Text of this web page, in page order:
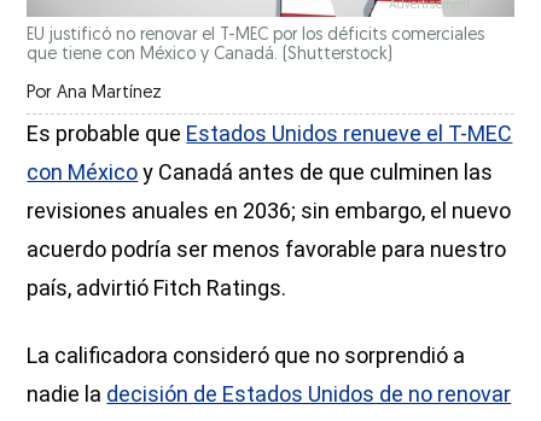
EU justificó no renovar el T-MEC por los déficits comerciales
que tiene con México y Canadá. (Shutterstock)
Por Ana Martínez
Es probable que Estados Unidos renueve el T-MEC
con Méxicoy Canadá antes de que culminen las
revisiones anuales en 2036; sin embargo, el nuevo
acuerdo podría ser menos favorable para nuestro
país, advirtió Fitch Ratings.
La calificadora consideró que no sorprendió a
nadie la decisión de Estados Unidos de no renovar